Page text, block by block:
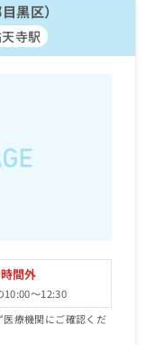
黒区）
寺駅
間外
10:00～12:30
療機関にご確認くだ